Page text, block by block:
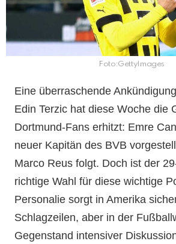
Foto:GettyImages
Eine überraschende
Edin Terzic hat diese Woche die
Dortmund-Fans erhitzt: Emre
neuer Kapitän des BVB
Marco Reus folgt. Doch ist der
richtige Wahl für diese wichtige
Personalie sorgt in Amerika
Schlagzeilen, aber in der
Gegenstand intensiver